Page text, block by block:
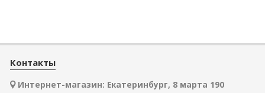
Контакты
Интернет-магазин: Екатеринбург, 8 марта 190